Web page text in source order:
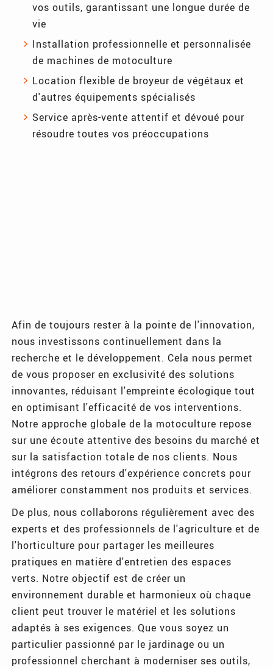
vos outils, garantissant une longue durée de
vie
Installation professionnelle et personnalisée
de machines de motoculture
Location flexible de broyeur de végétaux et
d'autres équipements spécialisés
Service après-vente attentif et dévoué pour
résoudre toutes vos préoccupations
Afin de toujours rester à la pointe de l'innovation,
nous investissons continuellement dans la
recherche et le développement. Cela nous permet
de vous proposer en exclusivité des solutions
innovantes, réduisant l'empreinte écologique tout
en optimisant l'efficacité de vos interventions.
Notre approche globale de la motoculture repose
sur une écoute attentive des besoins du marché et
sur la satisfaction totale de nos clients. Nous
intégrons des retours d'expérience concrets pour
améliorer constamment nos produits et services.
De plus, nous collaborons régulièrement avec des
experts et des professionnels de l'agriculture et de
l'horticulture pour partager les meilleures
pratiques en matière d'entretien des espaces
verts. Notre objectif est de créer un
environnement durable et harmonieux où chaque
client peut trouver le matériel et les solutions
adaptés à ses exigences. Que vous soyez un
particulier passionné par le jardinage ou un
professionnel cherchant à moderniser ses outils,